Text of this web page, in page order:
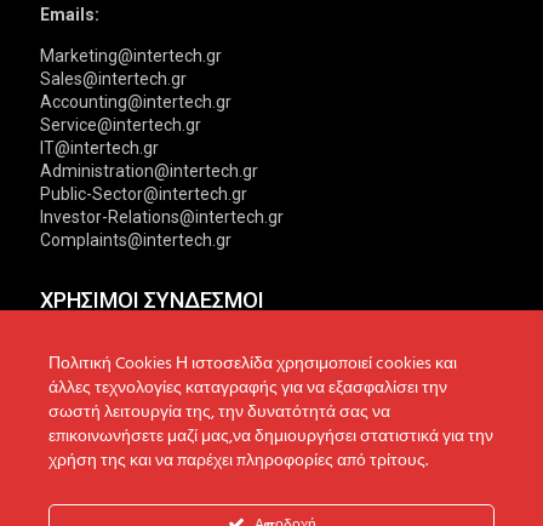
Emails:
Marketing@intertech.gr
Sales@intertech.gr
Accounting@intertech.gr
Service@intertech.gr
IT@intertech.gr
Administration@intertech.gr
Public-Sector@intertech.gr
Investor-Relations@intertech.gr
Complaints@intertech.gr
ΧΡΗΣΙΜΟΙ ΣΥΝΔΕΣΜΟΙ
Δίκτυο συνεργατών
Τεχνική υποστήριξη
Πολιτική Απορρήτου
Πολιτική Cookies
Πολιτική Προστασίας
Δεδομένων
Επικοινωνία
Πολιτική Cookies Η ιστοσελίδα χρησιμοποιεί cookies και
άλλες τεχνολογίες καταγραφής για να εξασφαλίσει την
σωστή λειτουργία της, την δυνατότητά σας να
επικοινωνήσετε μαζί μας,να δημιουργήσει στατιστικά για την
χρήση της και να παρέχει πληροφορίες από τρίτους.